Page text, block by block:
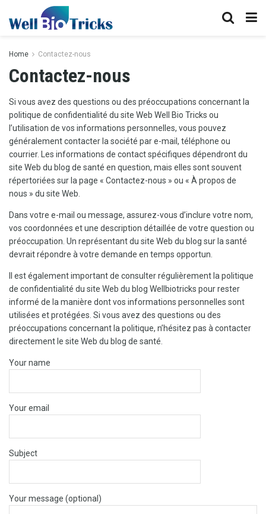
Home Contactez-nous
Contactez-nous
Si vous avez des questions ou des préoccupations concernant la
politique de confidentialité du site Web Well Bio Tricks ou
l’utilisation de vos informations personnelles, vous pouvez
généralement contacter la société par e-mail, téléphone ou
courrier. Les informations de contact spécifiques dépendront du
site Web du blog de santé en question, mais elles sont souvent
répertoriées sur la page « Contactez-nous » ou « À propos de
nous » du site Web.
Dans votre e-mail ou message, assurez-vous d’inclure votre nom,
vos coordonnées et une description détaillée de votre question ou
préoccupation. Un représentant du site Web du blog sur la santé
devrait répondre à votre demande en temps opportun.
Il est également important de consulter régulièrement la politique
de confidentialité du site Web du blog Wellbiotricks pour rester
informé de la manière dont vos informations personnelles sont
utilisées et protégées. Si vous avez des questions ou des
préoccupations concernant la politique, n’hésitez pas à contacter
directement le site Web du blog de santé.
Your name
Your email
Subject
Your message (optional)